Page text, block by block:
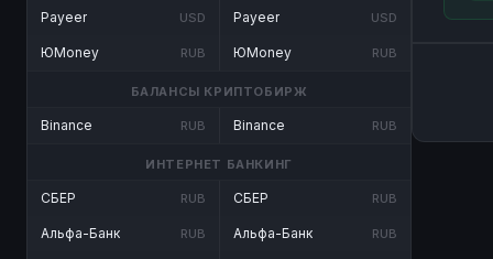
Payeer USD
ЮMoney RUB
Payeer USD
ЮMoney RUB
БАЛАНСЫ КРИПТОБИРЖ
Binance RUB Binance RUB
ИНТЕРНЕТ БАНКИНГ
СБЕР RUB
Альфа-Банк RUB
СБЕР RUB
Альфа-Банк RUB